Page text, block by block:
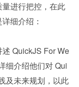
进行把控，在此
细介绍：
述 QuickJS For We
细介绍他们对 Qui
及未来规划，以此